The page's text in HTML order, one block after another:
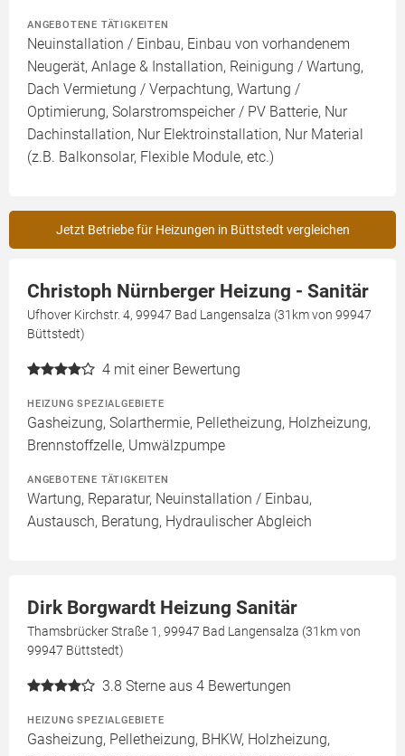
ANGEBOTENE TÄTIGKEITEN
Neuinstallation / Einbau, Einbau von vorhandenem
Neugerät, Anlage & Installation, Reinigung / Wartung,
Dach Vermietung / Verpachtung, Wartung /
Optimierung, Solarstromspeicher / PV Batterie, Nur
Dachinstallation, Nur Elektroinstallation, Nur Material
(z.B. Balkonsolar, Flexible Module, etc.)
Jetzt Betriebe für Heizungen in Büttstedt vergleichen
Christoph Nürnberger Heizung - Sanitär
Ufhover Kirchstr. 4, 99947 Bad Langensalza (31km von 99947
Büttstedt)
4 mit einer Bewertung
HEIZUNG SPEZIALGEBIETE
Gasheizung, Solarthermie, Pelletheizung, Holzheizung,
Brennstoffzelle, Umwälzpumpe
ANGEBOTENE TÄTIGKEITEN
Wartung, Reparatur, Neuinstallation / Einbau,
Austausch, Beratung, Hydraulischer Abgleich
Dirk Borgwardt Heizung Sanitär
Thamsbrücker Straße 1, 99947 Bad Langensalza (31km von
99947 Büttstedt)
3.8 Sterne aus 4 Bewertungen
HEIZUNG SPEZIALGEBIETE
Gasheizung, Pelletheizung, BHKW, Holzheizung,